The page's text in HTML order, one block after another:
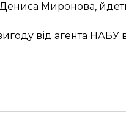
Дениса Миронова,
від агента НАБУ